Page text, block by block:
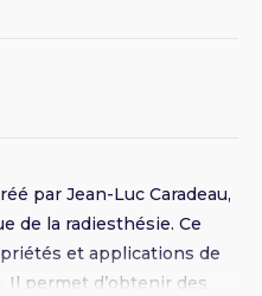
par Jean-Luc Caradeau,
de la radiesthésie. Ce
et applications de
Il permet d’obtenir des